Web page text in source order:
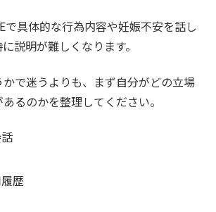
で具体的な行為内容や妊娠不安を話し
説明が難しくなります。
で迷うよりも、まず自分がどの立場
るのかを整理してください。
歴